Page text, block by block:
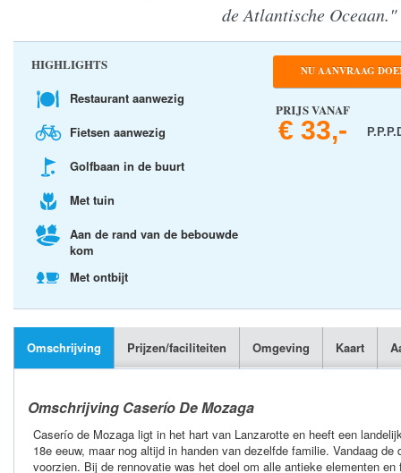
de Atlantische Oceaan."
HIGHLIGHTS
Restaurant aanwezig
Fietsen aanwezig
Golfbaan in de buurt
Met tuin
Aan de rand van de bebouwde
kom
Met ontbijt
NU AANVRAAG
PRIJS VANAF
€ 33,-
Omschrijving Prijzen/faciliteiten Omgeving Kaart
Omschrijving Caserío De Mozaga
Caserío de Mozaga ligt in het hart van Lanzarotte en heeft een
18e eeuw, maar nog altijd in handen van dezelfde familie. Vandaag
voorzien. Bij de rennovatie was het doel om alle antieke elementen